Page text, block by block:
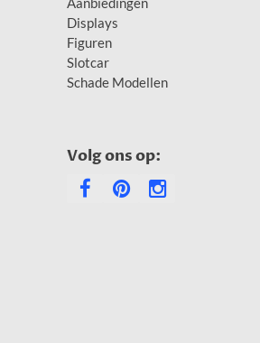
Displays
Figuren
Slotcar
Schade Modellen
Volg ons op: